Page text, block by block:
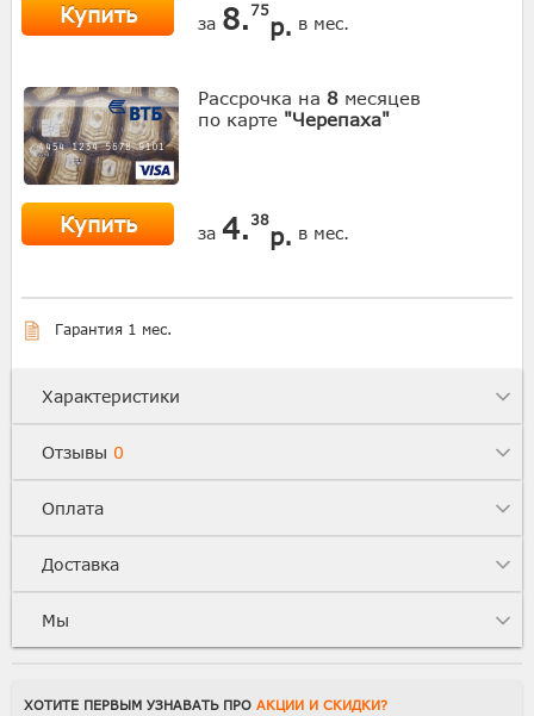
Купить за 8. 75
р. в мес.
Рассрочка на 8 месяцев
по карте "Черепаха"
Купить за 4. 38
р. в мес.
Гарантия 1 мес.
Характеристики
Отзывы 0
Оплата
Доставка
Мы
ХОТИТЕ ПЕРВЫМ УЗНАВАТЬ ПРО АКЦИИ И СКИДКИ?